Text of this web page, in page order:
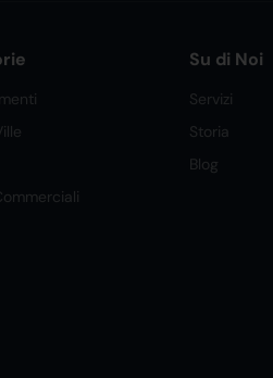
Su di Noi
Servizi
Storia
Blog